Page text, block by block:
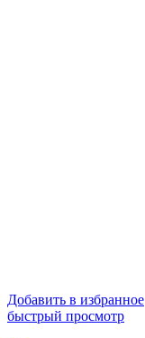
Добавить в избранное
быстрый просмотр